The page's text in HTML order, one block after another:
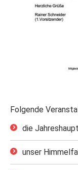
Folgende
die
unser